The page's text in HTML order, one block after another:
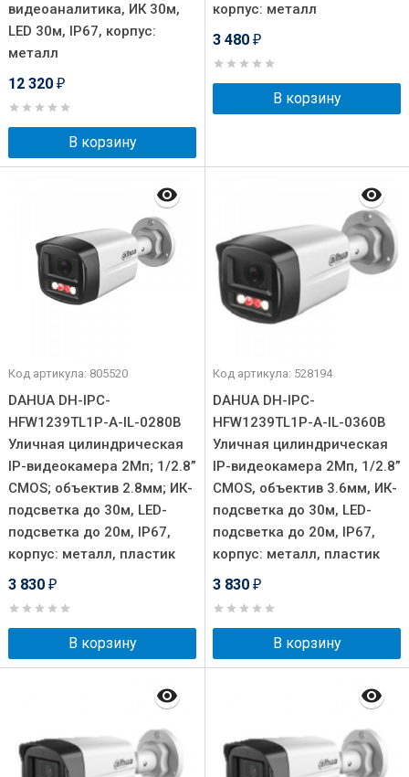
видеоаналитика, ИК 30м,
LED 30м, IP67, корпус:
металл
12 320 ₽
В корзину
корпус: металл
3 480 ₽
В корзину
Код артикула: 805520
DAHUA DH-IPC-
HFW1239TL1P-A-IL-0280B
Уличная цилиндрическая
IP-видеокамера 2Мп; 1/2.8”
CMOS; объектив 2.8мм; ИК-
подсветка до 30м, LED-
подсветка до 20м, IP67,
корпус: металл, пластик
3 830 ₽
В корзину
Код артикула: 528194
DAHUA DH-IPC-
HFW1239TL1P-A-IL-0360B
Уличная цилиндрическая
IP-видеокамера 2Мп, 1/2.8”
CMOS, объектив 3.6мм, ИК-
подсветка до 30м, LED-
подсветка до 20м, IP67,
корпус: металл, пластик
3 830 ₽
В корзину